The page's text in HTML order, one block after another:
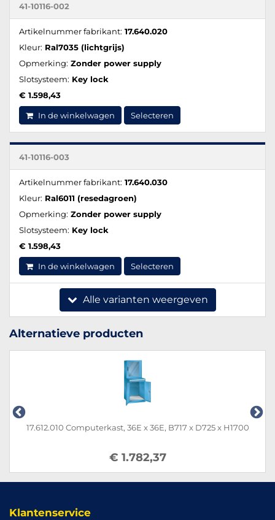
41-10116-002
Artikelnummer fabrikant: 17.640.020
Kleur: Ral7035 (lichtgrijs)
Opmerking: Zonder power supply
Slotsysteem: Key lock
€ 1.598,43
In de winkelwagen Selecteren
41-10116-003
Artikelnummer fabrikant: 17.640.030
Kleur: Ral6011 (resedagroen)
Opmerking: Zonder power supply
Slotsysteem: Key lock
€ 1.598,43
In de winkelwagen Selecteren
Alle varianten weergeven
Alternatieve producten
17.612.010 Computerkast, 36E x 36E, B717 x D725 x H1700
€ 1.782,37
Klantenservice